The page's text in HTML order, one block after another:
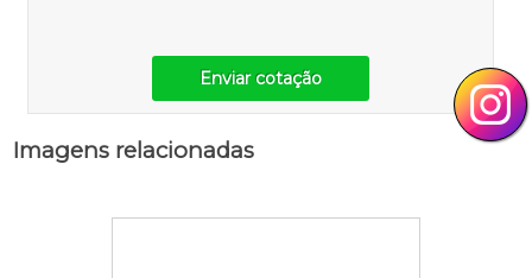
Enviar cotação
Imagens relacionadas